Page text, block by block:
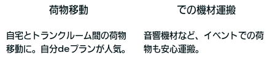
荷物移動
自宅とトランクルーム間の荷物
移動に。自分deプランが人気。
での機材運搬
音響機材など、イベントでの荷
物も安心運搬。